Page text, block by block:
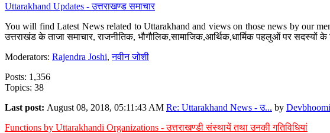
Uttarakhand Updates - उत्तराखण्ड समाचार
You will find Latest News related to Uttarakhand and views on those news by our
उत्तराखंड के ताजा समाचार, राजनीतिक, भौगौलिक,सामाजिक,आर्थिक,धार्मिक पहलुओं पर सदस्यों
Moderators: Rajendra Joshi,नवीन जोशी
Posts: 1,356
Topics: 38
Last post: August 08, 2018, 05:11:43 AM Re: Uttarakhand News - उ... by
Functions by Uttarakhandi Organizations - उत्तराखण्डी संस्थायें तथा उनकी गतिविधियां